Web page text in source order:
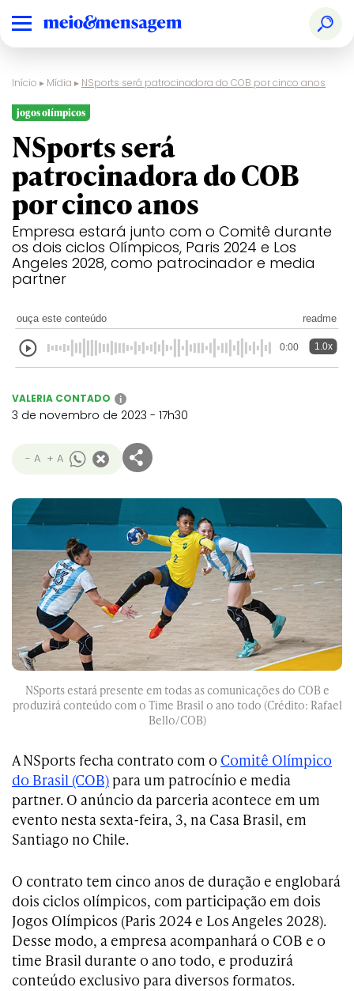
Início ▸ Mídia ▸ NSports será patrocinadora do COB por cinco anos
jogos olímpicos
NSports será
patrocinadora do COB
por cinco anos
Empresa estará junto com o Comitê durante
os dois ciclos Olímpicos, Paris 2024 e Los
Angeles 2028, como patrocinador e media
partner
ouça este conteúdo readme
0:00 1.0x
VALERIA CONTADO i
3 de novembro de 2023 - 17h30
- A + A
NSports estará presente em todas as comunicações do COB e
produzirá conteúdo com o Time Brasil o ano todo (Crédito: Rafael
Bello/COB)
A NSports fecha contrato com o Comitê Olímpico
do Brasil (COB) para um patrocínio e media
partner. O anúncio da parceria acontece em um
evento nesta sexta-feira, 3, na Casa Brasil, em
Santiago no Chile.
O contrato tem cinco anos de duração e englobará
dois ciclos olímpicos, com participação em dois
Jogos Olímpicos (Paris 2024 e Los Angeles 2028).
Desse modo, a empresa acompanhará o COB e o
time Brasil durante o ano todo, e produzirá
conteúdo exclusivo para diversos formatos.